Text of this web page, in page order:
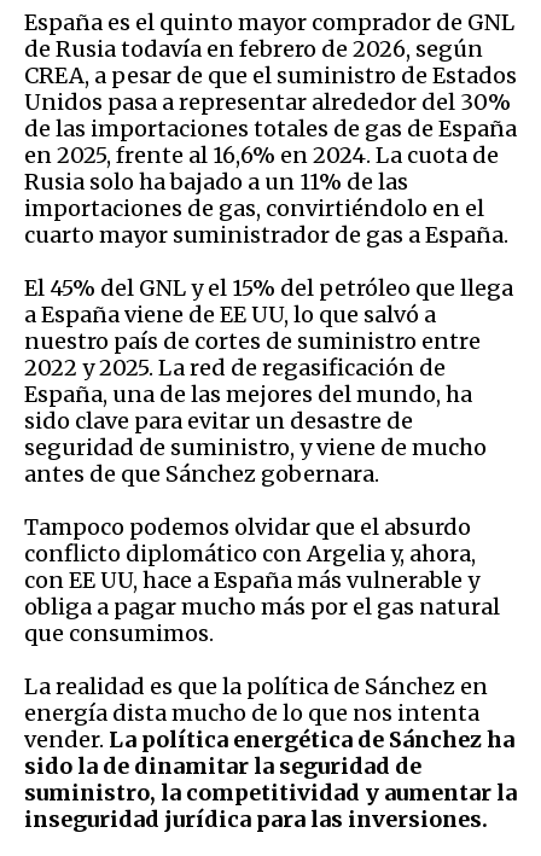
España es el quinto mayor comprador de GNL
de Rusia todavía en febrero de 2026, según
CREA, a pesar de que el suministro de Estados
Unidos pasa a representar alrededor del 30%
de las importaciones totales de gas de España
en 2025, frente al 16,6% en 2024. La cuota de
Rusia solo ha bajado a un 11% de las
importaciones de gas, convirtiéndolo en el
cuarto mayor suministrador de gas a España.
El 45% del GNL y el 15% del petróleo que llega
a España viene de EE UU, lo que salvó a
nuestro país de cortes de suministro entre
2022 y 2025. La red de regasificación de
España, una de las mejores del mundo, ha
sido clave para evitar un desastre de
seguridad de suministro, y viene de mucho
antes de que Sánchez gobernara.
Tampoco podemos olvidar que el absurdo
conflicto diplomático con Argelia y, ahora,
con EE UU, hace a España más vulnerable y
obliga a pagar mucho más por el gas natural
que consumimos.
La realidad es que la política de Sánchez en
energía dista mucho de lo que nos intenta
vender. La política energética de Sánchez ha
sido la de dinamitar la seguridad de
suministro, la competitividad y aumentar la
inseguridad jurídica para las inversiones.